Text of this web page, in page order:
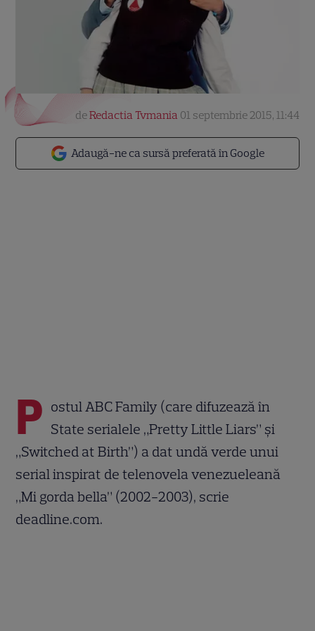
Adaugă-ne ca sursă preferată în Google
deRedactia Tvmania 01 septembrie 2015, 11:44
P ostul ABC Family (care difuzează în
State serialele „Pretty Little Liars” şi
„Switched at Birth”) a dat undă verde unui
serial inspirat de telenovela venezueleană
„Mi gorda bella” (2002-2003), scrie
deadline.com.